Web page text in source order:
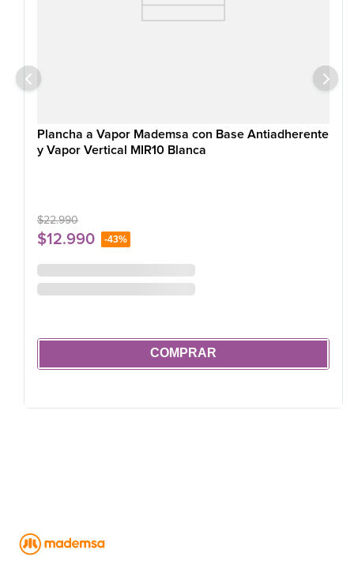
Plancha a Vapor Mademsa con Base Antiadherente
y Vapor Vertical MIR10 Blanca
$22.990
$12.990 -43%
COMPRAR